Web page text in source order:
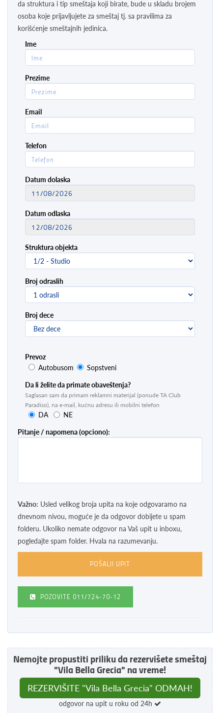
da struktura i tip smeštaja koji birate, bude u skladu brojem
osoba koje prijavljujete za smeštaj tj. sa pravilima za
korišćenje smeštajnih jedinica.
Ime
Prezime
Email
Telefon
Datum dolaska
Datum odlaska
Struktura objekta
Broj odraslih
Broj dece
Prevoz
Autobusom
Sopstveni
Da li želite da primate obaveštenja?
Saglasan sam da primam reklamni materijal (ponude TA Club
Paradiso), na e-mail, kućnu adresu ili mobilni telefon
DA NE
Pitanje / napomena (opciono):
Važno: Usled velikog broja upita na koje odgovaramo na
dnevnom nivou, moguće je da odgovor dobijete u spam
folderu. Ukoliko nemate odgovor na Vaš upit u inboxu,
pogledajte spam folder. Hvala na razumevanju.
POZOVITE 011/724-70-12
Nemojte propustiti priliku da rezervišete smeštaj
"Vila Bella Grecia" na vreme!
REZERVIŠITE "Vila Bella Grecia" ODMAH!
odgovor na upit u roku od 24h